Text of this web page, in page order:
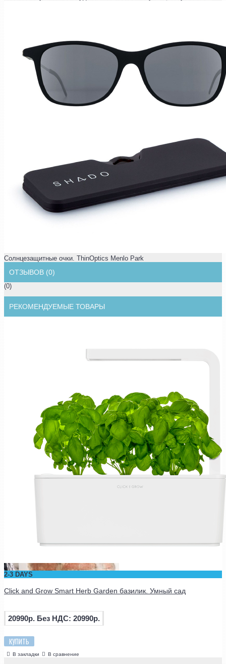
Солнцезащитные очки. ThinOptics Menlo Park
ОТЗЫВОВ (0)
(0)
РЕКОМЕНДУЕМЫЕ ТОВАРЫ
2-3 DAYS
Click and Grow Smart Herb Garden базилик. Умный сад
20990р. Без НДС: 20990р.
КУПИТЬ
В закладки В сравнение